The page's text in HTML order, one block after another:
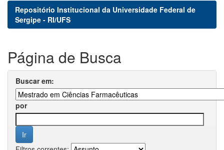
Repositório Institucional da Universidade Federal de
Sergipe - RI/UFS
Página de Busca
Buscar em:
por